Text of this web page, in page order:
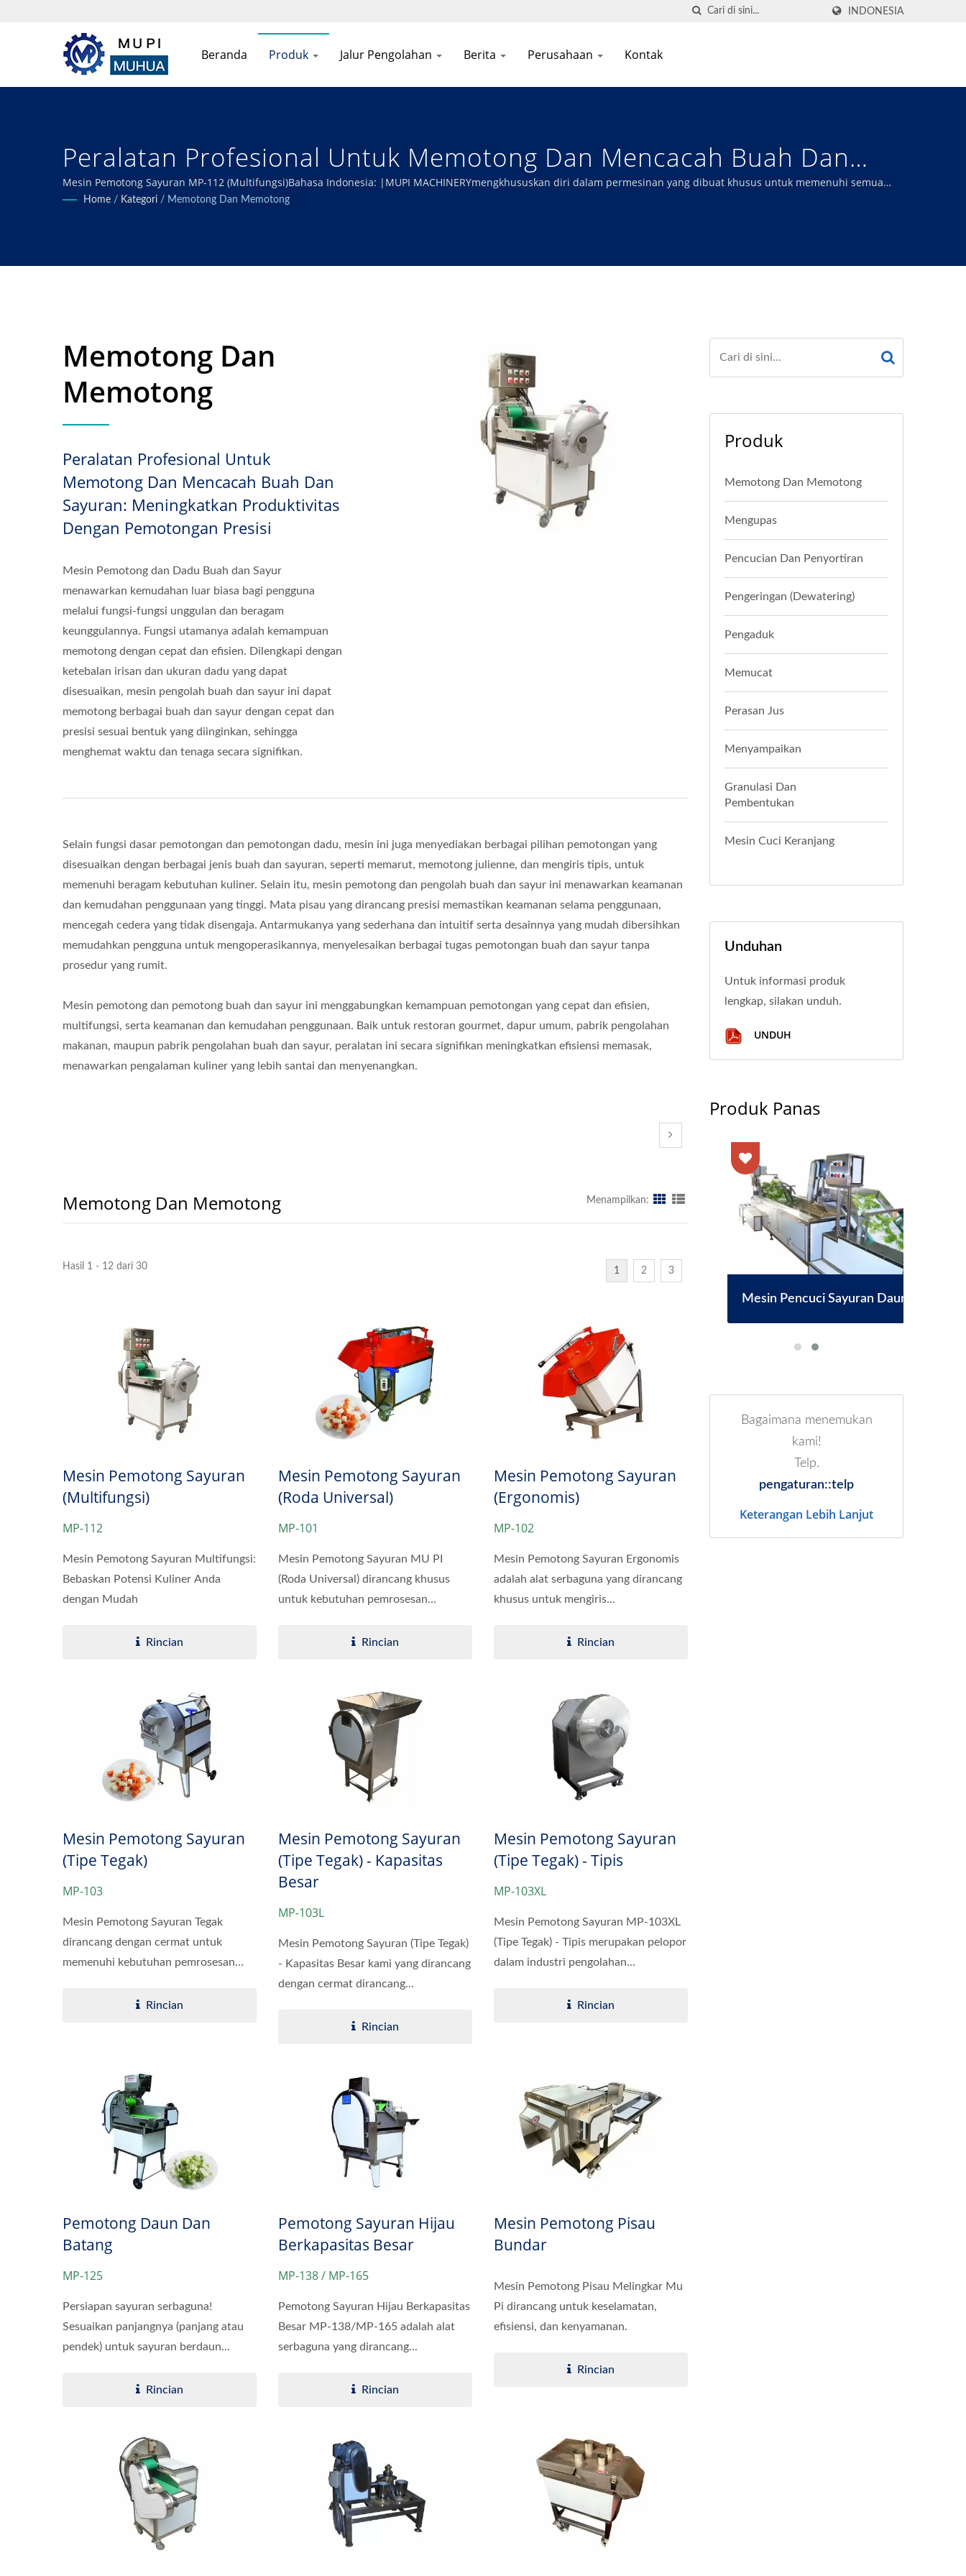
INDONESIA
Beranda Produk Jalur Pengolahan Berita Perusahaan Kontak
Peralatan Profesional Untuk Memotong Dan Mencacah Buah Dan
Sayuran: Meningkatkan Produktivitas Dengan Pemotongan Presisi|
Mesin Pemotong Sayuran MP-112 (Multifungsi)Bahasa Indonesia: |MUPI MACHINERYmengkhususkan diri dalam permesinan yang dibuat khusus untuk memenuhi semua
kebutuhan pengolahan makanan sayur, kaleng, beku, goreng, kering, dan dehidrasi Anda, memastikan efisiensi optimal dan kualitas unggul.
Home / Kategori / Memotong Dan Memotong
Memotong Dan
Memotong
Peralatan Profesional Untuk
Memotong Dan Mencacah Buah Dan
Sayuran: Meningkatkan Produktivitas
Dengan Pemotongan Presisi
Mesin Pemotong dan Dadu Buah dan Sayur
menawarkan kemudahan luar biasa bagi pengguna
melalui fungsi-fungsi unggulan dan beragam
keunggulannya. Fungsi utamanya adalah kemampuan
memotong dengan cepat dan efisien. Dilengkapi dengan
ketebalan irisan dan ukuran dadu yang dapat
disesuaikan, mesin pengolah buah dan sayur ini dapat
memotong berbagai buah dan sayur dengan cepat dan
presisi sesuai bentuk yang diinginkan, sehingga
menghemat waktu dan tenaga secara signifikan.
Selain fungsi dasar pemotongan dan pemotongan dadu, mesin ini juga menyediakan berbagai pilihan pemotongan yang
disesuaikan dengan berbagai jenis buah dan sayuran, seperti memarut, memotong julienne, dan mengiris tipis, untuk
memenuhi beragam kebutuhan kuliner. Selain itu, mesin pemotong dan pengolah buah dan sayur ini menawarkan keamanan
dan kemudahan penggunaan yang tinggi. Mata pisau yang dirancang presisi memastikan keamanan selama penggunaan,
mencegah cedera yang tidak disengaja. Antarmukanya yang sederhana dan intuitif serta desainnya yang mudah dibersihkan
memudahkan pengguna untuk mengoperasikannya, menyelesaikan berbagai tugas pemotongan buah dan sayur tanpa
prosedur yang rumit.
Mesin pemotong dan pemotong buah dan sayur ini menggabungkan kemampuan pemotongan yang cepat dan efisien,
multifungsi, serta keamanan dan kemudahan penggunaan. Baik untuk restoran gourmet, dapur umum, pabrik pengolahan
makanan, maupun pabrik pengolahan buah dan sayur, peralatan ini secara signifikan meningkatkan efisiensi memasak,
menawarkan pengalaman kuliner yang lebih santai dan menyenangkan.
Memotong Dan Memotong Menampilkan:
Hasil 1 - 12 dari 30 1 2 3
Mesin Pemotong Sayuran
(Multifungsi)
MP-112
Mesin Pemotong Sayuran Multifungsi:
Bebaskan Potensi Kuliner Anda
dengan Mudah
Rincian
Mesin Pemotong Sayuran
(Roda Universal)
MP-101
Mesin Pemotong Sayuran MU PI
(Roda Universal) dirancang khusus
untuk kebutuhan pemrosesan
Rincian
Mesin Pemotong Sayuran
(Ergonomis)
MP-102
Mesin Pemotong Sayuran Ergonomis
adalah alat serbaguna yang dirancang
khusus untuk mengiris...
Rincian
Mesin Pemotong Sayuran
(Tipe Tegak)
MP-103
Mesin Pemotong Sayuran Tegak
dirancang dengan cermat untuk
memenuhi kebutuhan pemrosesan
Rincian
Mesin Pemotong Sayuran
(Tipe Tegak) - Kapasitas
Besar
MP-103L
Mesin Pemotong Sayuran (Tipe Tegak)
- Kapasitas Besar kami yang dirancang
dengan cermat dirancang...
Rincian
Mesin Pemotong Sayuran
(Tipe Tegak) - Tipis
MP-103XL
Mesin Pemotong Sayuran MP-103XL
(Tipe Tegak) - Tipis merupakan pelopor
dalam industri pengolahan...
Rincian
Pemotong Daun Dan
Batang
MP-125
Persiapan sayuran serbaguna!
Sesuaikan panjangnya (panjang atau
pendek) untuk sayuran berdaun...
Rincian
Pemotong Sayuran Hijau
Berkapasitas Besar
MP-138 / MP-165
Pemotong Sayuran Hijau Berkapasitas
Besar MP-138/MP-165 adalah alat
serbaguna yang dirancang...
Rincian
Mesin Pemotong Pisau
Bundar
Mesin Pemotong Pisau Melingkar Mu
Pi dirancang untuk keselamatan,
efisiensi, dan kenyamanan.
Rincian
Produk
Memotong Dan Memotong
Mengupas
Pencucian Dan Penyortiran
Pengeringan (Dewatering)
Pengaduk
Memucat
Perasan Jus
Menyampaikan
Granulasi Dan
Pembentukan
Mesin Cuci Keranjang
Unduhan
Untuk informasi produk
lengkap, silakan unduh.
UNDUH
Produk Panas
Mesin Pencuci Sayuran Daun
Bagaimana menemukan
kami!
Telp.
pengaturan::telp
Keterangan Lebih Lanjut